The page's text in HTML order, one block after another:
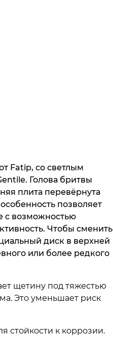
Fatip, со светлым
Голова бритвы
плита перевёрнута
позволяет
с возможностью
Чтобы сменить
диск в верхней
или более редкого
щетину под тяжестью
Это уменьшает риск
стойкости к коррозии.